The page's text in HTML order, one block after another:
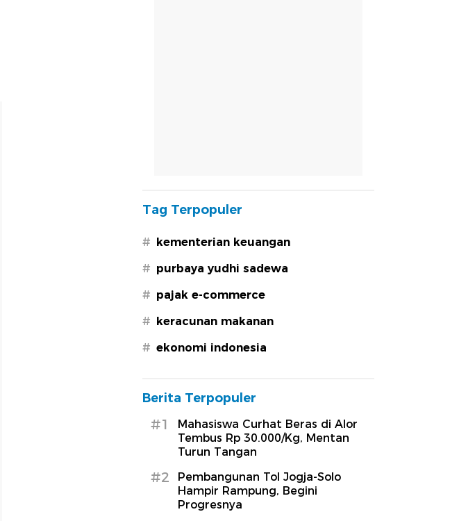
Tag Terpopuler
# kementerian keuangan
# purbaya yudhi sadewa
# pajak e-commerce
# keracunan makanan
# ekonomi indonesia
Berita Terpopuler
#1
Mahasiswa Curhat Beras di Alor
Tembus Rp 30.000/Kg, Mentan
Turun Tangan
#2
Pembangunan Tol Jogja-Solo
Hampir Rampung, Begini
Progresnya